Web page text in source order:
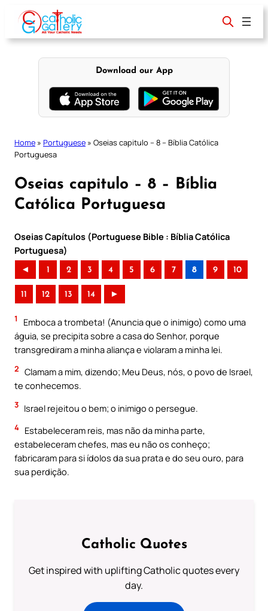
content
Download our App
Home » Portuguese » Oseias capitulo – 8 – Bíblia Católica
Portuguesa
Oseias capitulo – 8 – Bíblia
Católica Portuguesa
Oseias Capítulos (Portuguese Bible : Bíblia Católica
Portuguesa)
◄ 1 2 3 4 5 6 7 8 9 10
11 12 13 14 ►
1
Emboca a trombeta! (Anuncia que o inimigo) como uma
águia, se precipita sobre a casa do Senhor, porque
transgrediram a minha aliança e violaram a minha lei.
2 Clamam a mim, dizendo; Meu Deus, nós, o povo de Israel,
te conhecemos.
3 Israel rejeitou o bem; o inimigo o persegue.
4 Estabeleceram reis, mas não da minha parte,
estabeleceram chefes, mas eu não os conheço;
fabricaram para si ídolos da sua prata e do seu ouro, para
sua perdição.
Catholic Quotes
Get inspired with uplifting Catholic quotes every
day.